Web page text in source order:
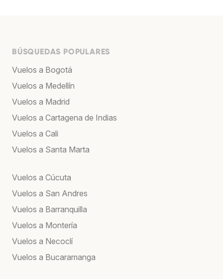
BÚSQUEDAS POPULARES
Vuelos a Bogotá
Vuelos a Medellín
Vuelos a Madrid
Vuelos a Cartagena de Indias
Vuelos a Cali
Vuelos a Santa Marta
Vuelos a Cúcuta
Vuelos a San Andres
Vuelos a Barranquilla
Vuelos a Montería
Vuelos a Necoclí
Vuelos a Bucaramanga